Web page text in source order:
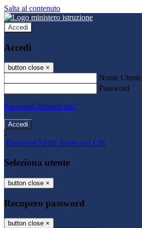
Salta al contenuto
Accedi
Accedi
button close ×
Nome Utente
Password
Password dimenticata?
-
Entra con SPID Entra con CIE
Seleziona utente
button close ×
Recupero password
button close ×